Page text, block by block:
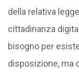
della relativa
cittadinanza
bisogno per
disposizione, ma